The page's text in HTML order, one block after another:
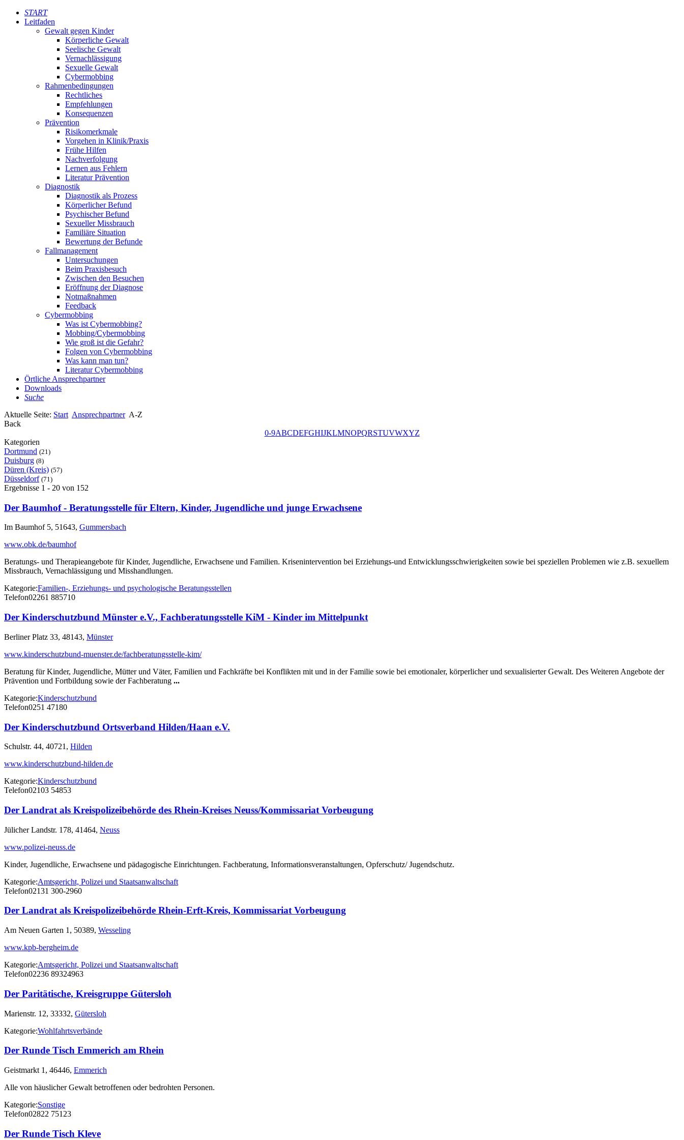
START
Leitfaden
Gewalt gegen Kinder
Körperliche Gewalt
Seelische Gewalt
Vernachlässigung
Sexuelle Gewalt
Cybermobbing
Rahmenbedingungen
Rechtliches
Empfehlungen
Konsequenzen
Prävention
Risikomerkmale
Vorgehen in Klinik/Praxis
Frühe Hilfen
Nachverfolgung
Lernen aus Fehlern
Literatur Prävention
Diagnostik
Diagnostik als Prozess
Körperlicher Befund
Psychischer Befund
Sexueller Missbrauch
Familiäre Situation
Bewertung der Befunde
Fallmanagement
Untersuchungen
Beim Praxisbesuch
Zwischen den Besuchen
Eröffnung der Diagnose
Notmaßnahmen
Feedback
Cybermobbing
Was ist Cybermobbing?
Mobbing/Cybermobbing
Wie groß ist die Gefahr?
Folgen von Cybermobbing
Was kann man tun?
Literatur Cybermobbing
Örtliche Ansprechpartner
Downloads
Suche
Aktuelle Seite: Start Ansprechpartner A-Z
Back
0-9ABCDEFGHIJKLMNOPQRSTUVWXYZ
Kategorien
Dortmund (21)
Duisburg (8)
Düren (Kreis) (57)
Düsseldorf (71)
Ergebnisse 1 - 20 von 152
Der Baumhof - Beratungsstelle für Eltern, Kinder, Jugendliche und junge Erwachsene
Im Baumhof 5, 51643, Gummersbach
www.obk.de/baumhof
Beratungs- und Therapieangebote für Kinder, Jugendliche, Erwachsene und Familien. Krisenintervention bei Erziehungs-und Entwicklungsschwierigkeiten sowie bei speziellen Problemen wie z.B. sexuellem
Missbrauch, Vernachlässigung und Misshandlungen.
Kategorie:Familien-, Erziehungs- und psychologische Beratungsstellen
Telefon02261 885710
Der Kinderschutzbund Münster e.V., Fachberatungsstelle KiM - Kinder im Mittelpunkt
Berliner Platz 33, 48143, Münster
www.kinderschutzbund-muenster.de/fachberatungsstelle-kim/
Beratung für Kinder, Jugendliche, Mütter und Väter, Familien und Fachkräfte bei Konflikten mit und in der Familie sowie bei emotionaler, körperlicher und sexualisierter Gewalt. Des Weiteren Angebote der
Prävention und Fortbildung sowie der Fachberatung ...
Kategorie:Kinderschutzbund
Telefon0251 47180
Der Kinderschutzbund Ortsverband Hilden/Haan e.V.
Schulstr. 44, 40721, Hilden
www.kinderschutzbund-hilden.de
Kategorie:Kinderschutzbund
Telefon02103 54853
Der Landrat als Kreispolizeibehörde des Rhein-Kreises Neuss/Kommissariat Vorbeugung
Jülicher Landstr. 178, 41464, Neuss
www.polizei-neuss.de
Kinder, Jugendliche, Erwachsene und pädagogische Einrichtungen. Fachberatung, Informationsveranstaltungen, Opferschutz/ Jugendschutz.
Kategorie:Amtsgericht, Polizei und Staatsanwaltschaft
Telefon02131 300-2960
Der Landrat als Kreispolizeibehörde Rhein-Erft-Kreis, Kommissariat Vorbeugung
Am Neuen Garten 1, 50389, Wesseling
www.kpb-bergheim.de
Kategorie:Amtsgericht, Polizei und Staatsanwaltschaft
Telefon02236 89324963
Der Paritätische, Kreisgruppe Gütersloh
Marienstr. 12, 33332, Gütersloh
Kategorie:Wohlfahrtsverbände
Der Runde Tisch Emmerich am Rhein
Geistmarkt 1, 46446, Emmerich
Alle von häuslicher Gewalt betroffenen oder bedrohten Personen.
Kategorie:Sonstige
Telefon02822 75123
Der Runde Tisch Kleve